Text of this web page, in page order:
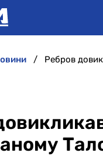
новини Ребров